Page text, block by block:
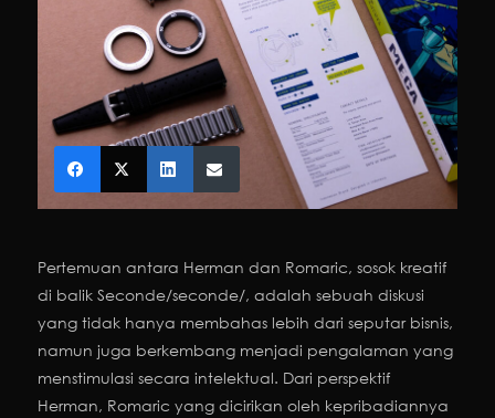
Pertemuan antara Herman dan Romaric, sosok kreatif
di balik Seconde/seconde/, adalah sebuah diskusi
yang tidak hanya membahas lebih dari seputar bisnis,
namun juga berkembang menjadi pengalaman yang
menstimulasi secara intelektual. Dari perspektif
Herman, Romaric yang dicirikan oleh kepribadiannya